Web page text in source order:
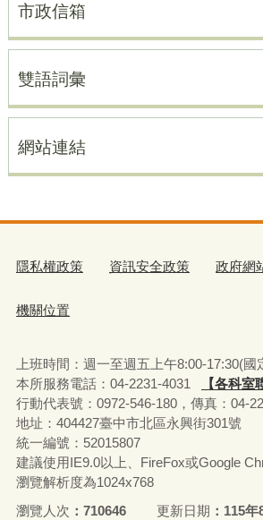
市政信箱
雙語詞彙
網站連結
隱私權政策 資訊安全政策 政府網
機關位置
上班時間：週一至週五上午8:00-17:30(
本所服務電話：04-2231-4031
【各科室
行動代表號：0972-546-180， 傳真：04-
地址：404427臺中市北區永興街301號
統一編號：52015807
建議使用IE9.0以上、FireFox或Google
瀏覽解析度為1024x768
瀏覽人次
710646 更新日期 115年